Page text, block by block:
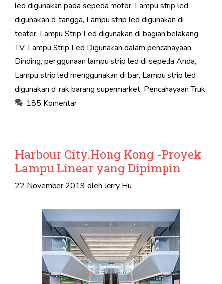
led digunakan pada sepeda motor, Lampu strip led
digunakan di tangga, Lampu strip led digunakan di
teater, Lampu Strip Led digunakan di bagian belakang
TV, Lampu Strip Led Digunakan dalam pencahayaan
Dinding, penggunaan lampu strip led di sepeda Anda,
Lampu strip led menggunakan di bar, Lampu strip led
digunakan di rak barang supermarket, Pencahayaan Truk
185 Komentar
Harbour City.Hong Kong -Proyek
Lampu Linear yang Dipimpin
22 November 2019 oleh Jerry Hu